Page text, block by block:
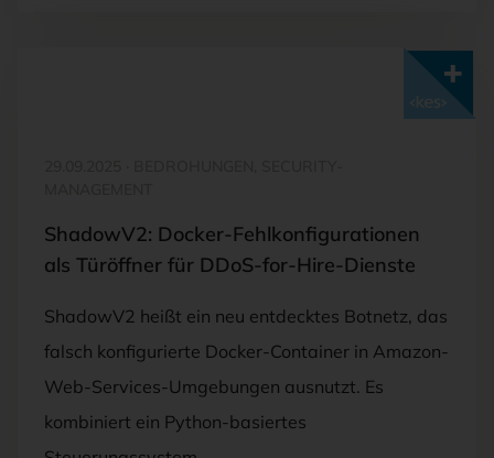
ShadowV2: Docker-Fehlkonfigurationen
als Türöffner für DDoS-for-Hire-Dienste
ShadowV2 heißt ein neu entdecktes Botnetz, das
falsch konfigurierte Docker-Container in Amazon-
Web-Services-Umgebungen ausnutzt. Es
kombiniert ein Python-basiertes